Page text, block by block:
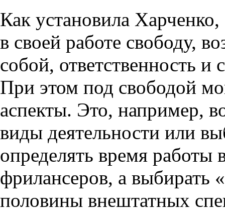
Как установила
в своей работе свободу,
собой, ответственность и
При этом под свободой
аспекты. Это, например,
виды деятельности или
определять время работы
фрилансеров, а
половины внештатных